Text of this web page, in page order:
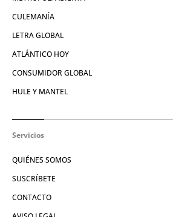
CULEMANÍA
LETRA GLOBAL
ATLÁNTICO HOY
CONSUMIDOR GLOBAL
HULE Y MANTEL
Servicios
QUIÉNES SOMOS
SUSCRÍBETE
CONTACTO